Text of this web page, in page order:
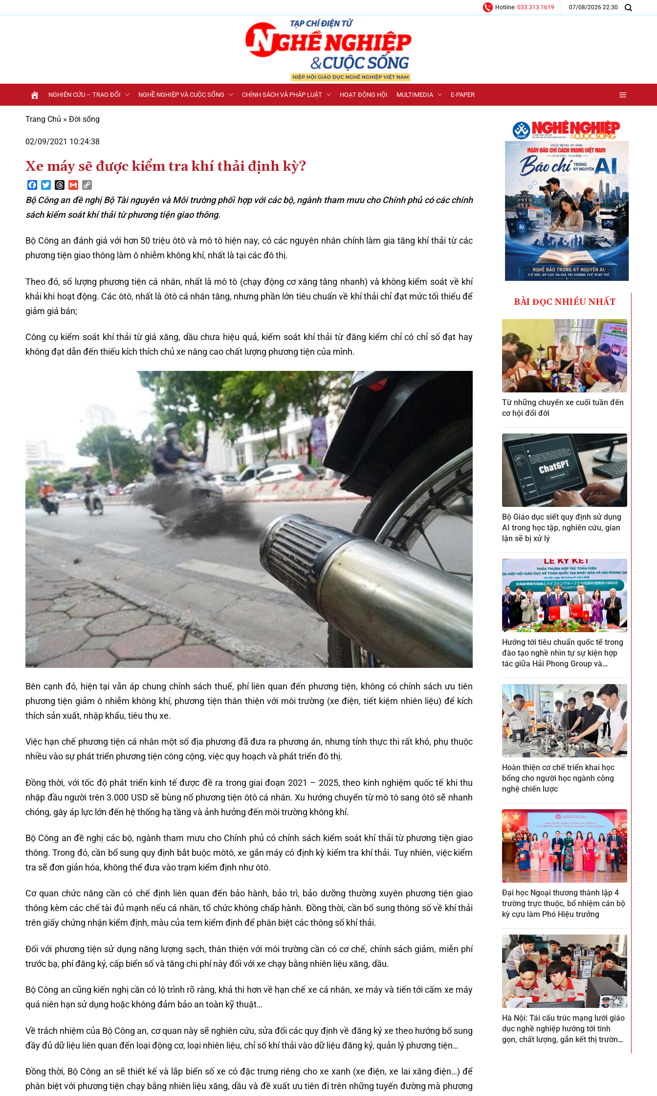
qua
Hotline: 033.313.1619 07/08/2026 22:30
NGHIÊN CỨU – TRAO ĐỔI NGHỀ NGHIỆP VÀ CUỘC SỐNG CHÍNH SÁCH VÀ PHÁP LUẬT HOẠT ĐỘNG HỘI MULTIMEDIA E-PAPER
Trang Chủ » Đời sống
02/09/2021 10:24:38
Xe máy sẽ được kiểm tra khí thải định kỳ?
Facebook
TwitterThreads
Gmail
Link
Bộ Công an đề nghị Bộ Tài nguyên và Môi trường phối hợp với các bộ, ngành tham mưu cho Chính phủ có các chính
sách kiểm soát khí thải từ phương tiện giao thông.
Bộ Công an đánh giá với hơn 50 triệu ôtô và mô tô hiện nay, có các nguyên nhân chính làm gia tăng khí thải từ các
phương tiện giao thông làm ô nhiễm không khí, nhất là tại các đô thị.
Theo đó, số lượng phương tiện cá nhân, nhất là mô tô (chạy động cơ xăng tăng nhanh) và không kiểm soát về khí
khải khi hoạt động. Các ôtô, nhất là ôtô cá nhân tăng, nhưng phần lớn tiêu chuẩn về khí thải chỉ đạt mức tối thiểu để
giảm giá bán;
Công cụ kiểm soát khí thải từ giá xăng, dầu chưa hiệu quả, kiểm soát khí thải từ đăng kiểm chỉ có chỉ số đạt hay
không đạt dẫn đến thiếu kích thích chủ xe nâng cao chất lượng phương tiện của mình.
Bên cạnh đó, hiện tại vẫn áp chung chính sách thuế, phí liên quan đến phương tiện, không có chính sách ưu tiên
phương tiện giảm ô nhiễm không khí, phương tiện thân thiện với môi trường (xe điện, tiết kiệm nhiên liệu) để kích
thích sản xuất, nhập khẩu, tiêu thụ xe.
Việc hạn chế phương tiện cá nhân một số địa phương đã đưa ra phương án, nhưng tính thực thi rất khó, phụ thuộc
nhiều vào sự phát triển phương tiện công cộng, việc quy hoạch và phát triển đô thị.
Đồng thời, với tốc độ phát triển kinh tế được đề ra trong giai đoạn 2021 – 2025, theo kinh nghiệm quốc tế khi thu
nhập đầu người trên 3.000 USD sẽ bùng nổ phương tiện ôtô cá nhân. Xu hướng chuyển từ mô tô sang ôtô sẽ nhanh
chóng, gây áp lực lớn đến hệ thống hạ tầng và ảnh hưởng đến môi trường không khí.
Bộ Công an đề nghị các bộ, ngành tham mưu cho Chính phủ có chính sách kiểm soát khí thải từ phương tiện giao
thông. Trong đó, cần bổ sung quy định bắt buộc môtô, xe gắn máy có định kỳ kiểm tra khí thải. Tuy nhiên, việc kiểm
tra sẽ đơn giản hóa, không thể đưa vào trạm kiểm định như ôtô.
Cơ quan chức năng cần có chế định liên quan đến bảo hành, bảo trì, bảo dưỡng thường xuyên phương tiện giao
thông kèm các chế tài đủ mạnh nếu cá nhân, tổ chức không chấp hành. Đồng thời, cần bổ sung thông số về khí thải
trên giấy chứng nhận kiểm định, màu của tem kiểm định để phân biệt các thông số khí thải.
Đối với phương tiện sử dụng năng lượng sạch, thân thiện với môi trường cần có cơ chế, chính sách giảm, miễn phí
trước bạ, phí đăng ký, cấp biển số và tăng chi phí này đối với xe chạy bằng nhiên liệu xăng, dầu.
Bộ Công an cũng kiến nghị cần có lộ trình rõ ràng, khả thi hơn về hạn chế xe cá nhân, xe máy và tiến tới cấm xe máy
quá niên hạn sử dụng hoặc không đảm bảo an toàn kỹ thuật…
Về trách nhiệm của Bộ Công an, cơ quan này sẽ nghiên cứu, sửa đổi các quy định về đăng ký xe theo hướng bổ sung
đầy đủ dữ liệu liên quan đến loại động cơ, loại nhiên liệu, chỉ số khí thải vào dữ liệu đăng ký, quản lý phương tiện…
Đồng thời, Bộ Công an sẽ thiết kế và lắp biển số xe có đặc trưng riêng cho xe xanh (xe điện, xe lai xăng điện…) để
phân biệt với phương tiện chạy bằng nhiên liệu xăng, dầu và đề xuất ưu tiên đi trên những tuyến đường mà phương
BÀI ĐỌC NHIỀU NHẤT
Từ những chuyến xe cuối tuần đến
cơ hội đổi đời
Bộ Giáo dục siết quy định sử dụng
AI trong học tập, nghiên cứu, gian
lận sẽ bị xử lý
Hướng tới tiêu chuẩn quốc tế trong
đào tạo nghề nhìn tự sự kiện hợp
tác giữa Hải Phong Group và
Hoàn thiện cơ chế triển khai học
bổng cho người học ngành công
nghệ chiến lược
Đại học Ngoại thương thành lập 4
trường trực thuộc, bổ nhiệm cán bộ
kỳ cựu làm Phó Hiệu trưởng
Hà Nội: Tái cấu trúc mạng lưới giáo
dục nghề nghiệp hướng tới tinh
gọn, chất lượng, gắn kết thị trường